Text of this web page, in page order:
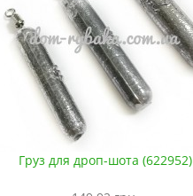
Груз для дроп-шота (622952)